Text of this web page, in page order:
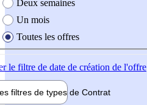
Deux semaines
Un mois
Toutes les offres
le filtre de date de création de l'offre
filtres de types de Contrat